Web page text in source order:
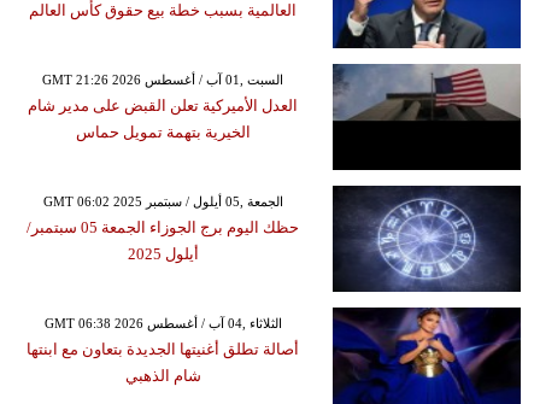
العالمية بسبب خطة بيع حقوق كأس العالم
GMT 21:26 2026 السبت ,01 آب / أغسطس
العدل الأميركية تعلن القبض على مدير شام
الخيرية بتهمة تمويل حماس
GMT 06:02 2025 الجمعة ,05 أيلول / سبتمبر
حظك اليوم برج الجوزاء الجمعة 05 سبتمبر/
أيلول 2025
GMT 06:38 2026 الثلاثاء ,04 آب / أغسطس
أصالة تطلق أغنيتها الجديدة بتعاون مع ابنتها
شام الذهبي